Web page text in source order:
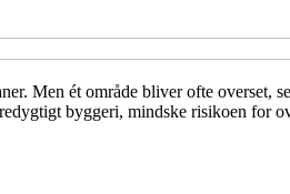
Men ét område bliver ofte overset,
byggeri, mindske risikoen for